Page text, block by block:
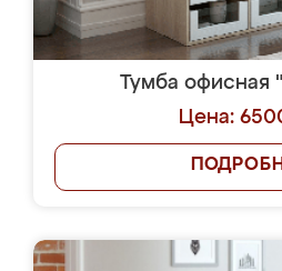
Тумба офисная
Цена: